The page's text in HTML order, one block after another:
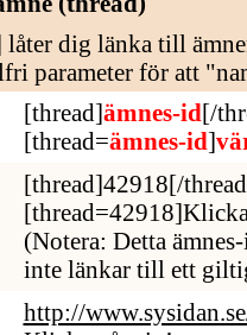
dig länka till
parameter för att
[thread]ämnes-id[/
[thread=ämnes-id]
[thread]42918[/
(Notera: Detta
inte länkar till ett
http://